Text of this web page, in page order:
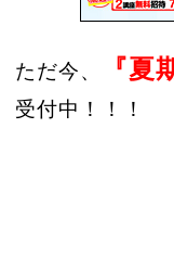
ただ今、 『夏
受付中！！！